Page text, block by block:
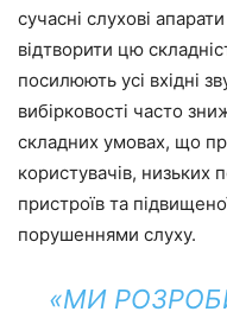
сучасні слухові
відтворити цю
посилюють усі вхідні
вибірковості часто
складних умовах, що
користувачів, низьких
пристроїв та
порушеннями слуху.
«МИ